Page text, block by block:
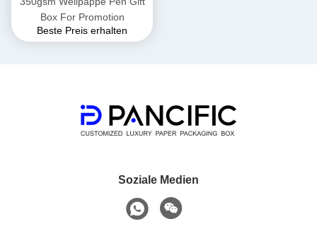
Box For Promotion
Beste Preis erhalten
Soziale Medien